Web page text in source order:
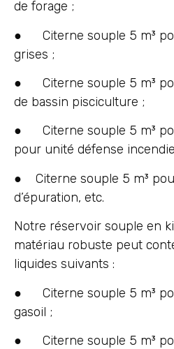
de forage ;
● Citerne souple 5 m³
grises ;
● Citerne souple 5 m³
de bassin pisciculture ;
● Citerne souple 5 m³
pour unité défense
● Citerne souple 5 m³
d’épuration, etc.
Notre réservoir souple en
matériau robuste peut
liquides suivants :
● Citerne souple 5 m³
gasoil ;
● Citerne souple 5 m³